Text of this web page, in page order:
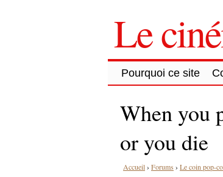
Le
Pourquoi ce site
When you
or you die
Accueil› Forums › Le coin pop-